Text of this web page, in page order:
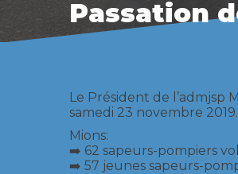
Passation
Le Président de l’admjsp
samedi 23 novembre 2019.
Mions:
➡️ 62 sapeurs-pompiers
➡️ 57 jeunes sapeurs-